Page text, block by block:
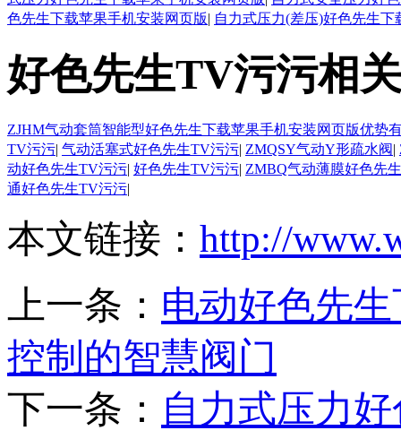
色先生下载苹果手机安装网页版| 自力式压力(差压)好色先生
好色先生TV污污相
ZJHM气动套筒智能型好色先生下载苹果手机安装网页版优势
TV污污| 气动活塞式好色先生TV污污| ZMQSY气动Y形疏水阀|
动好色先生TV污污| 好色先生TV污污| ZMBQ气动薄膜好色先
通好色先生TV污污|
本文链接： http://
上一条： 电动好色先生
控制的智慧阀门
下一条： 自力式压力好